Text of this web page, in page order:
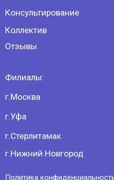
Политика конфиденциальности
г.Нижний Новгород
Оферта